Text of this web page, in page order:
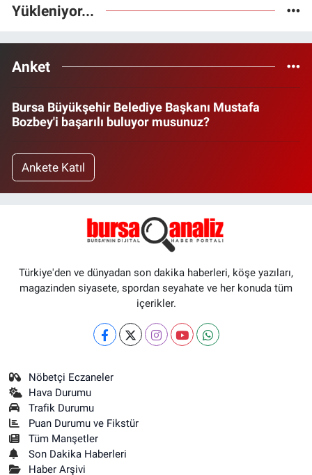
Yükleniyor...
Anket
Bursa Büyükşehir Belediye Başkanı Mustafa
Bozbey'i başarılı buluyor musunuz?
Ankete Katıl
Türkiye'den ve dünyadan son dakika haberleri, köşe yazıları,
magazinden siyasete, spordan seyahate ve her konuda tüm
içerikler.
Nöbetçi Eczaneler
Hava Durumu
Trafik Durumu
Puan Durumu ve Fikstür
Tüm Manşetler
Son Dakika Haberleri
Haber Arşivi